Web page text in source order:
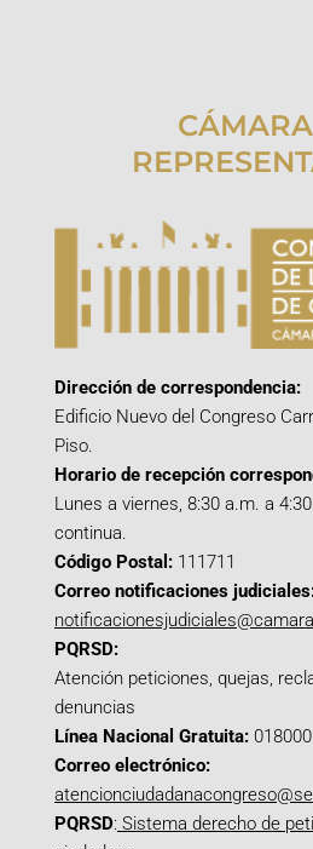
Dirección de correspondencia:
Edificio Nuevo del Congreso
Piso.
Horario de recepción
Lunes a viernes, 8:30 a.m. a
continua.
Código Postal: 111711
Correo notificaciones
PQRSD:
Atención peticiones, quejas,
denuncias
Línea Nacional Gratuita:
Correo electrónico:
PQRSD: Sistema derecho de